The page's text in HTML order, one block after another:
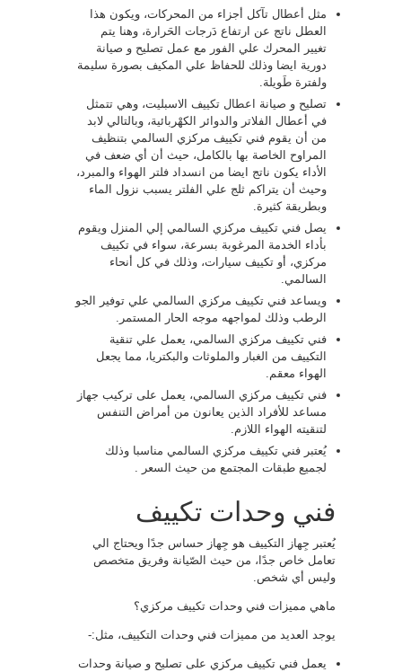
مثل أعطال تآكل أجزاء من المحركات، ويكون هذا
العطل ناتج عن ارتفاع دَرجات الحَرارة، وهنا يتم
تغيير المحرك علي الفور مع عمل تصليح و صيانة
دورية ايضا وذلك للحفاظ علي المكيف بصورة سليمة
ولفترة طَويلة.
تصليح و صيانة اعطال تكييف الاسبليت، وهي تتمثل
في أعطال الفلاتر والدوائر الكهْربائية، وبالتالي لابد
من أن يقوم فني تكييف مركزي السالمي بتنظيف
المراوح الخاصة بها بالكامل، حيث أن أي ضعف في
الأداء يكون ناتج ايضا من انسداد فلتر الهواء والمبرد،
وحيث أن يتراكم ثلج علي الفلتر يسبب نزول الماء
وبطريقة كثيرة.
يصل فني تكييف مركزي السالمي إلي المنزل ويقوم
بأداء الخدمة المرغوبة بسرعة، سواء في تكييف
مركزي، أو تكييف سيارات، وذلك في كل أنحاء
السالمي.
ويساعد فني تكييف مركزي السالمي علي توفير الجو
الرطب وذلك لمواجهه موجه الحار المستمر.
فني تكييف مركزي السالمي، يعمل علي تنقية
التكييف من الغبار والملوثات والبكتريا، مما يجعل
الهواء معقم.
فني تكييف مركزي السالمي، يعمل على تركيب جهاز
مساعد للأفراد الذين يعانون من أمراض التنفس
لتنقيته الهواء اللازم.
يُعتبر فني تكييف مركزي السالمي مناسبا وذلك
لجميع طبقات المجتمع من حيث السعر .
فني وحدات تكييف
يُعتبر جِهاز التكييف هو جِهاز حساس جدًا ويحتاج الي
تعامل خاص جدًا، من حيث الصّيانة وفريق متخصص
وليس أي شخص.
ماهي مميزات فني وحدات تكييف مركزي؟
يوجد العديد من مميزات فني وحدات التكييف، مثل:-
يعمل فني تكييف مركزي على تصليح و صيانة وحدات